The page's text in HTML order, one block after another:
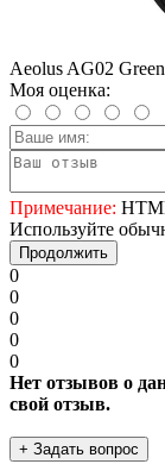
Aeolus AG02
Моя оценка:
Примечание:
Используйте
Продолжить
0
0
0
0
0
Нет отзывов о
свой отзыв.
+ Задать вопрос